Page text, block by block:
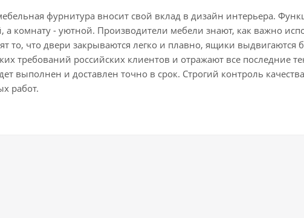
фурнитура вносит свой вклад в дизайн интерьера.
комнату - уютной. Производители мебели знают, как важно
что двери закрываются легко и плавно, ящики выдвигаются
требований российских клиентов и отражают все последние
выполнен и доставлен точно в срок. Строгий контроль
работ.